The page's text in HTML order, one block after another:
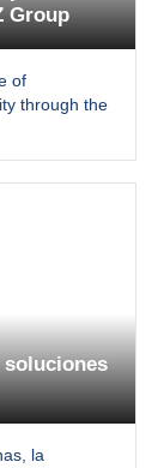
Group
of
through the
soluciones
la